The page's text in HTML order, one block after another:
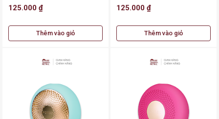
125.000 ₫
Thêm vào giỏ
125.000 ₫
Thêm vào giỏ